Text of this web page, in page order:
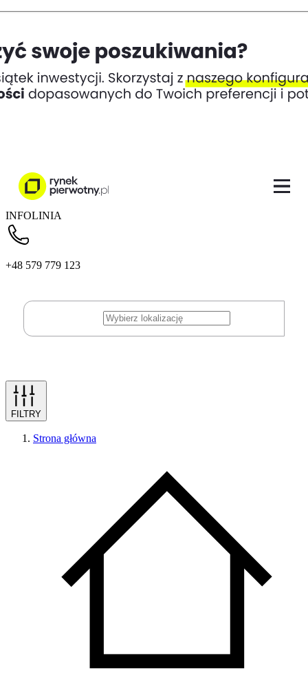
INFOLINIA
+48 579 779 123
FILTRY
Strona główna